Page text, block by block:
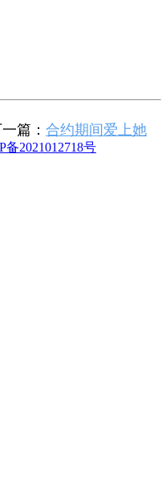
篇： 合约期间爱上她
备2021012718号